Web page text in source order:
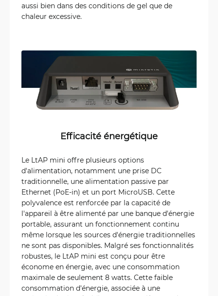
aussi bien dans des conditions de gel que de
chaleur excessive.
Efficacité énergétique
Le LtAP mini offre plusieurs options
d'alimentation, notamment une prise DC
traditionnelle, une alimentation passive par
Ethernet (PoE-in) et un port MicroUSB. Cette
polyvalence est renforcée par la capacité de
l'appareil à être alimenté par une banque d'énergie
portable, assurant un fonctionnement continu
même lorsque les sources d'énergie traditionnelles
ne sont pas disponibles. Malgré ses fonctionnalités
robustes, le LtAP mini est conçu pour être
économe en énergie, avec une consommation
maximale de seulement 8 watts. Cette faible
consommation d'énergie, associée à une